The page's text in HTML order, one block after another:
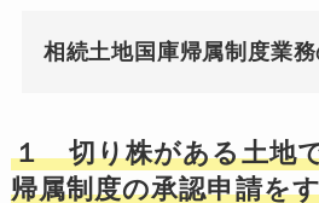
相続土地国庫帰属制度業
１ 切り株がある土地
帰属制度の承認申請を